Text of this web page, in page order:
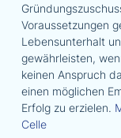
Voraussetzungen
Lebensunterhalt
gewährleisten,
keinen Anspruch
einen möglichen
Erfolg zu erzielen.
Celle